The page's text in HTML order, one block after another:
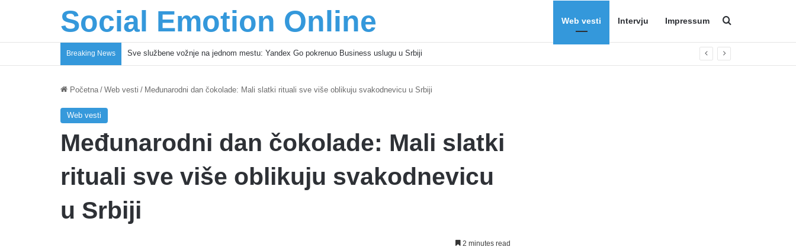
Social Emotion Online Web vesti Intervju Impressum
Breaking News Sve službene vožnje na jednom mestu: Yandex Go pokrenuo Business uslugu u Srbiji
Početna / Web vesti / Međunarodni dan čokolade: Mali slatki rituali sve više oblikuju svakodnevicu u Srbiji
Web vesti
Međunarodni dan čokolade: Mali slatki
rituali sve više oblikuju svakodnevicu
u Srbiji
2 minutes read